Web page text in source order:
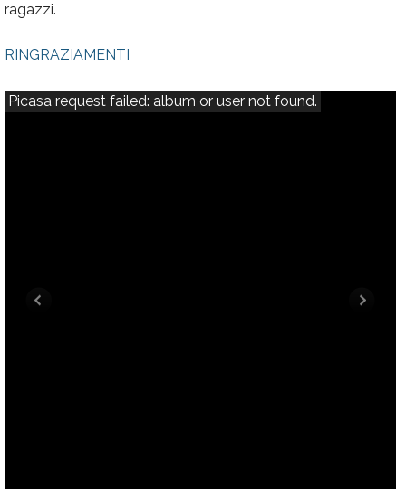
ragazzi.
RINGRAZIAMENTI
Picasa request failed: album or user not found.